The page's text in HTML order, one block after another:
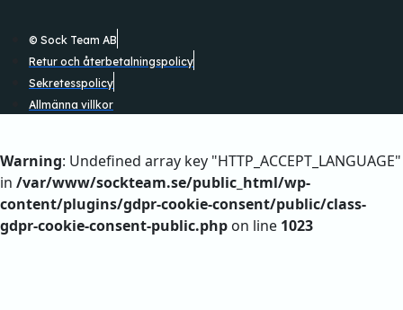
© Sock Team AB
Retur och återbetalningspolicy
Sekretesspolicy
Allmänna villkor
Warning: Undefined array key "HTTP_ACCEPT_LANGUAGE"
in /var/www/sockteam.se/public_html/wp-
content/plugins/gdpr-cookie-consent/public/class-
gdpr-cookie-consent-public.php on line 1023